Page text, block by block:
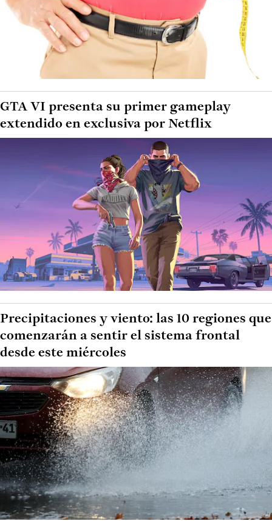
GTA VI presenta su primer gameplay
extendido en exclusiva por Netflix
Precipitaciones y viento: las 10 regiones que
comenzarán a sentir el sistema frontal
desde este miércoles